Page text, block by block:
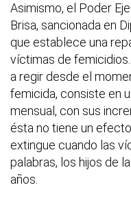
Asimismo, el Poder
Brisa, sancionada en
que establece una
víctimas de
a regir desde el
femicida, consiste en
mensual, con sus
ésta no tiene un
extingue cuando las
palabras, los hijos de
años.